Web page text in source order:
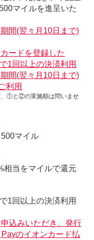
マイルを進呈いた
間(翌々月10日まで)
ードを登録した
1回以上の決済利用
間(翌々月10日まで)
利用
、①と②の実施順は問いませ
マイル
相当をマイルで還元
1回以上の決済利用
込みいただき、発行
のイオンカード払